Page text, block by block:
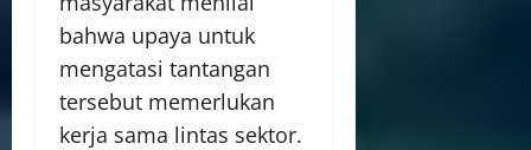
bahwa upaya untuk
mengatasi tantangan
tersebut memerlukan
kerja sama lintas sektor.